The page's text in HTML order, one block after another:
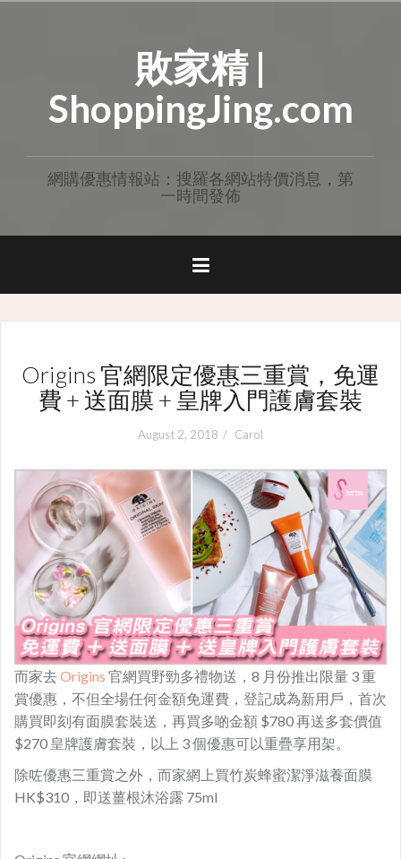
敗家精 |
ShoppingJing.com
網購優惠情報站：搜羅各網站特價消息，第
一時間發佈
Origins 官網限定優惠三重賞，免運
費 + 送面膜 + 皇牌入門護膚套裝
August 2, 2018 Carol
而家去Origins 官網買野勁多禮物送，8 月份推出限量 3 重
賞優惠，不但全場任何金額免運費，登記成為新用戶，首次
購買即刻有面膜套裝送，再買多啲金額 $780 再送多套價值
$270 皇牌護膚套裝，以上 3 個優惠可以重疊享用架。
除咗優惠三重賞之外，而家網上買竹炭蜂蜜潔淨滋養面膜
HK$310，即送薑根沐浴露 75ml